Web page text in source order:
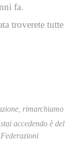
fa.
troverete tutte
rimarchiamo
accedendo è del